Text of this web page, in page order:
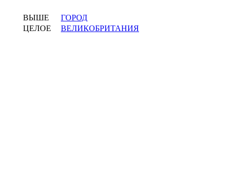
ВЫШЕ
ГОРОД
ЦЕЛОЕ
ВЕЛИКОБРИТАНИЯ